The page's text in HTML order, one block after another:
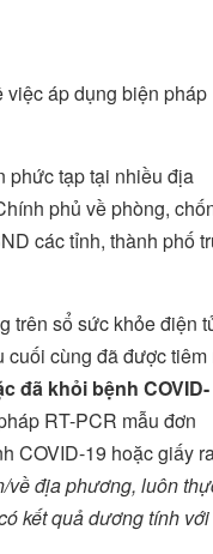
việc áp dụng biện pháp
phức tạp tại nhiều địa
phủ về phòng,
các tỉnh, thành phố
trên sổ sức khỏe điện
cuối cùng đã được tiêm
đã khỏi bệnh COVID-
RT-PCR mẫu đơn
COVID-19 hoặc giấy
về địa phương, luôn
kết quả dương tính với